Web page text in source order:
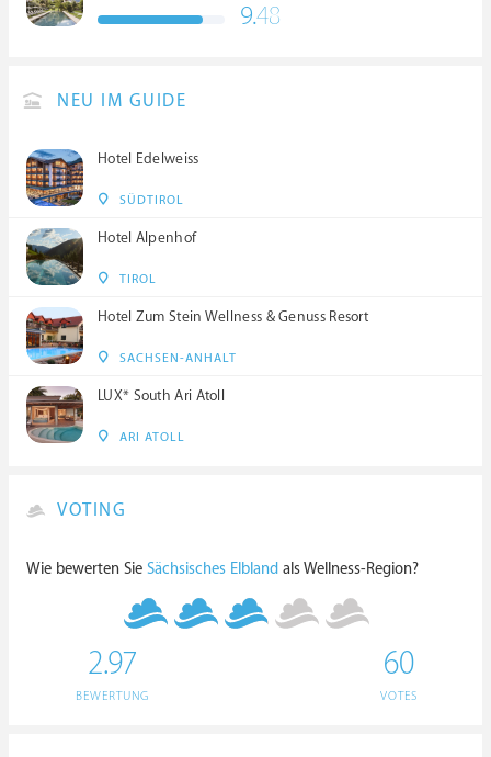
9.48
NEU IM GUIDE
Hotel Edelweiss
SÜDTIROL
Hotel Alpenhof
TIROL
Hotel Zum Stein Wellness & Genuss Resort
SACHSEN-ANHALT
LUX* South Ari Atoll
ARI ATOLL
VOTING
Wie bewerten Sie Sächsisches Elbland als Wellness-Region?
2.97
BEWERTUNG
60
VOTES